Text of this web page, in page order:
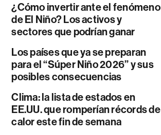
¿Cómo invertir ante el fenómeno
de El Niño? Los activos y
sectores que podrían ganar
Los países que ya se preparan
para el “Súper Niño 2026” y sus
posibles consecuencias
Clima: la lista de estados en
EE.UU. que romperían récords de
calor este fin de semana